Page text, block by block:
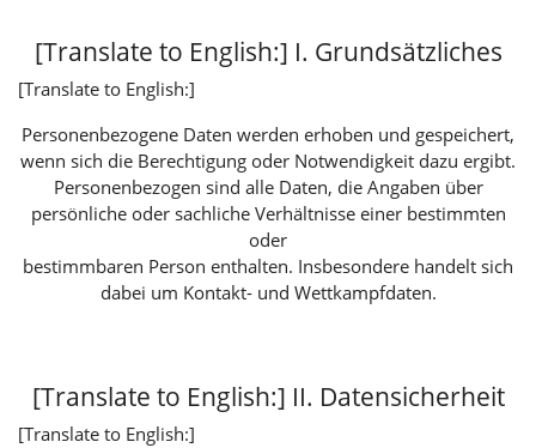
[Translate to English:] I. Grundsätzliches
[Translate to English:]
Personenbezogene Daten werden erhoben und gespeichert,
wenn sich die Berechtigung oder Notwendigkeit dazu ergibt.
Personenbezogen sind alle Daten, die Angaben über
persönliche oder sachliche Verhältnisse einer bestimmten
oder
bestimmbaren Person enthalten. Insbesondere handelt sich
dabei um Kontakt- und Wettkampfdaten.
[Translate to English:] II. Datensicherheit
[Translate to English:]